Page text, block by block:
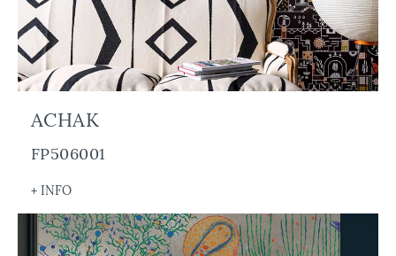
ACHAK
FP506001
+ INFO